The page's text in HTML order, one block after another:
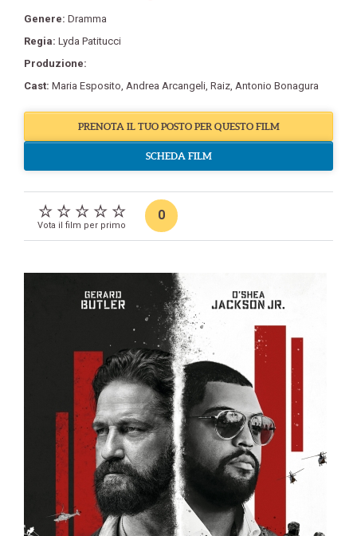
Genere: Dramma
Regia: Lyda Patitucci
Produzione:
Cast: Maria Esposito, Andrea Arcangeli, Raiz, Antonio Bonagura
PRENOTA IL TUO POSTO PER QUESTO FILM
SCHEDA FILM
Vota il film per primo
0